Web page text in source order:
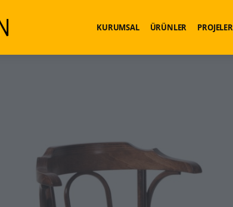
KURUMSAL ÜRÜNLER PROJELER